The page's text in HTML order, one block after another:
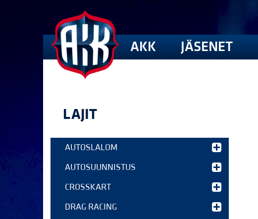
AKK JÄSENET
LAJIT
AUTOSLALOM
AUTOSUUNNISTUS
CROSSKART
DRAG RACING